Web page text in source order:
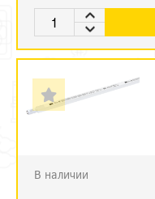
В наличии